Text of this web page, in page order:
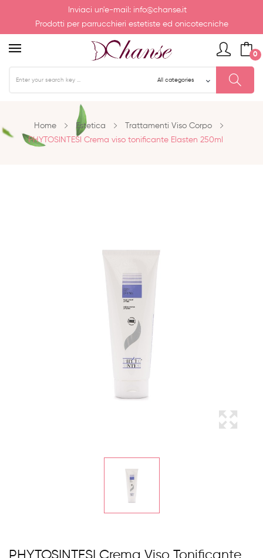
Inviaci un'e-mail: info@chanse.it
Prodotti per parrucchieri estetiste ed onicotecniche
0
Home Estetica
Trattamenti Viso Corpo
PHYTOSINTESI Crema viso tonificante Elasten 250ml